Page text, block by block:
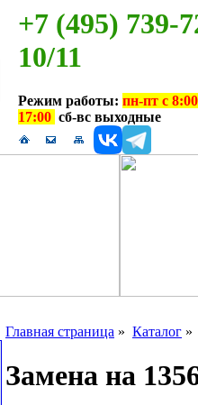
+7 (495) 739-
10/11
Режим работы: пн-пт с
17:00 сб-вс выходные
Главная страница » Каталог
Замена на